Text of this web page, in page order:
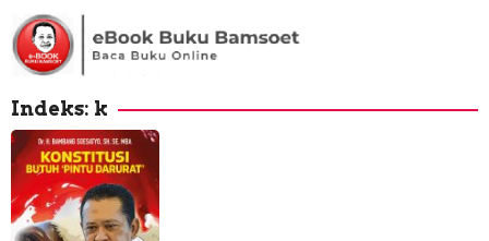
Loncat
ke
konten
Indeks: k